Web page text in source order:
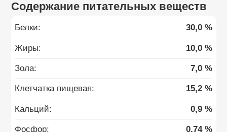
Содержание питательных веществ
Белки: 30,0 %
Жиры: 10,0 %
Зола: 7,0 %
Клетчатка пищевая: 15,2 %
Кальций: 0,9 %
Фосфор: 0,74 %